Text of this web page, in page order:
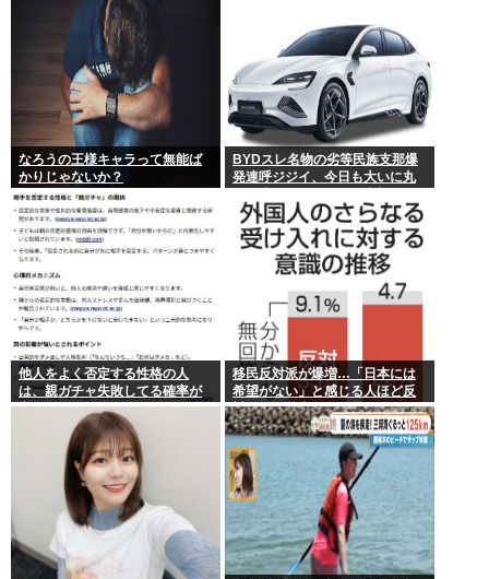
なろうの王様キャラって無能ば
かりじゃないか？
BYDスレ名物の劣等民族支那爆
発連呼ジジイ、今日も大いに丸
他人をよく否定する性格の人
は、親ガチャ失敗してる確率が
高いんだって
移民反対派が爆増…「日本には
希望がない」と感じる人ほど反
対。進む若者の嫌儲化